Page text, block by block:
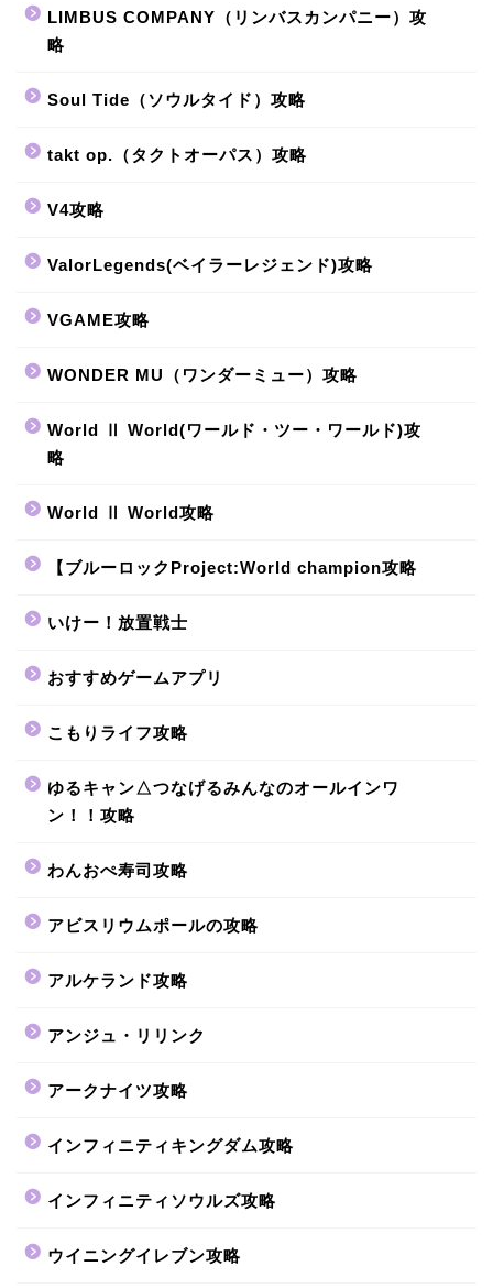
LIMBUS COMPANY（リンバスカンパニー）攻
略
Soul Tide（ソウルタイド）攻略
takt op.（タクトオーパス）攻略
V4攻略
ValorLegends(ベイラーレジェンド)攻略
VGAME攻略
WONDER MU（ワンダーミュー）攻略
World Ⅱ World(ワールド・ツー・ワールド)攻
略
World Ⅱ World攻略
【ブルーロックProject:World champion攻略
いけー！放置戦士
おすすめゲームアプリ
こもりライフ攻略
ゆるキャン△つなげるみんなのオールインワ
ン！！攻略
わんおぺ寿司攻略
アビスリウムポールの攻略
アルケランド攻略
アンジュ・リリンク
アークナイツ攻略
インフィニティキングダム攻略
インフィニティソウルズ攻略
ウイニングイレブン攻略